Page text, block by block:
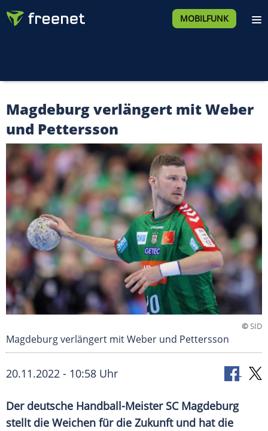
MOBILFUNK
Magdeburg verlängert mit Weber
und Pettersson
©SID
Magdeburg verlängert mit Weber und Pettersson
20.11.2022 - 10:58 Uhr
Der deutsche Handball-Meister SC Magdeburg
stellt die Weichen für die Zukunft und hat die